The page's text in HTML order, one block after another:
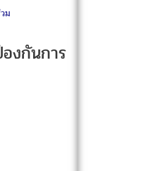
ม
งกันการ